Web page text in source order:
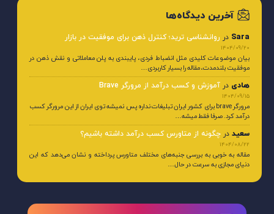
آخرین دیدگاه‌ها
Sara در روانشناسی ترید؛ کنترل ذهن برای موفقیت در بازار
1404/09/20
بیان موضوعات کلیدی مثل انضباط فردی، پایبندی به پلن معاملاتی و نقش ذهن در
موفقیت بلندمدت، مقاله را بسیار کاربردی…
هادی در آموزش و کسب درآمد از مرورگر Brave
1404/09/15
مرورگر brave برای کشور ایران تبلیغات نداره پس نمیشه توی ایران از این مرورگر کسب
درآمد کرد. صرفا فقط میشه…
سعید در چگونه از متاورس کسب درآمد داشته باشیم؟
1404/08/22
مقاله به خوبی به بررسی جنبه‌های مختلف متاورس پرداخته و نشان می‌دهد که این
دنیای مجازی به سرعت در حال…